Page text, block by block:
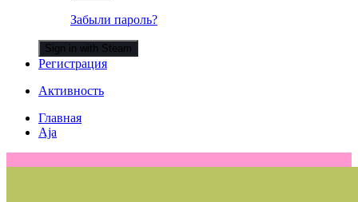
Забыли пароль?
Sign in with Steam
Регистрация
Активность
Главная
Aja